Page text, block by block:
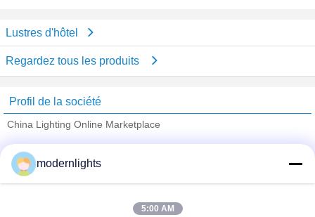
Lustres d'hôtel
Regardez tous les produits
Profil de la société
China Lighting Online Marketplace
Trust Seal
Verified Suplier
modernlights
5:00 AM